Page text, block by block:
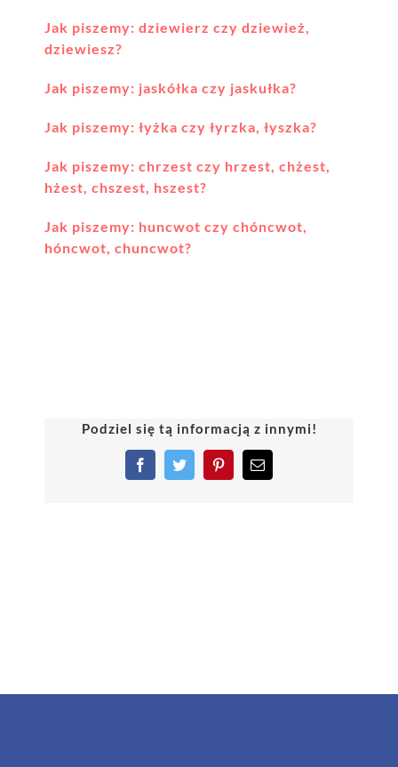
Jak piszemy: dziewierz czy dziewież,
dziewiesz?
Jak piszemy: jaskółka czy jaskułka?
Jak piszemy: łyżka czy łyrzka, łyszka?
Jak piszemy: chrzest czy hrzest, chżest,
hżest, chszest, hszest?
Jak piszemy: huncwot czy chóncwot,
hóncwot, chuncwot?
Podziel się tą informacją z innymi!
FacebookTwitterPinterestEmail